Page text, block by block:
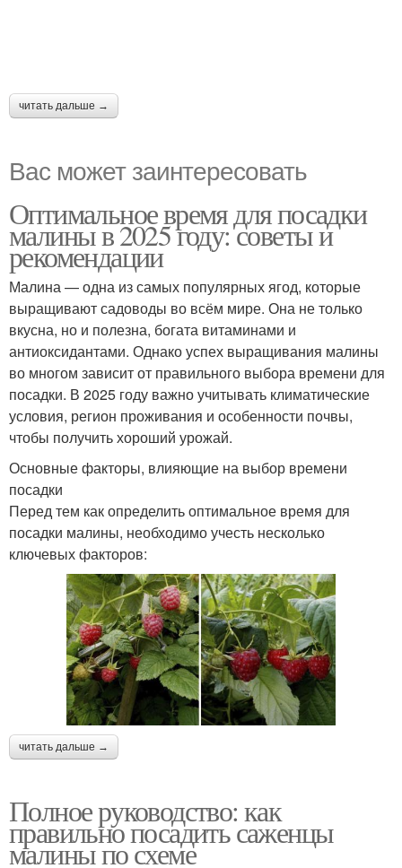
читать дальше →
Вас может заинтересовать
Оптимальное время для посадки
малины в 2025 году: советы и
рекомендации
Малина — одна из самых популярных ягод, которые
выращивают садоводы во всём мире. Она не только
вкусна, но и полезна, богата витаминами и
антиоксидантами. Однако успех выращивания малины
во многом зависит от правильного выбора времени для
посадки. В 2025 году важно учитывать климатические
условия, регион проживания и особенности почвы,
чтобы получить хороший урожай.
Основные факторы, влияющие на выбор времени
посадки
Перед тем как определить оптимальное время для
посадки малины, необходимо учесть несколько
ключевых факторов:
читать дальше →
Полное руководство: как
правильно посадить саженцы
малины по схеме